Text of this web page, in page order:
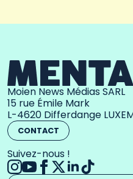
Moien News Médias SARL
15 rue Émile Mark
L-4620 Differdange
CONTACT
Suivez-nous !